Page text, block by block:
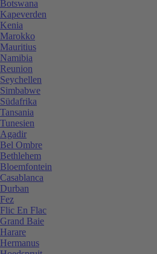
Botswana
Kapeverden
Kenia
Marokko
Mauritius
Namibia
Reunion
Seychellen
Simbabwe
Südafrika
Tansania
Tunesien
Agadir
Bel Ombre
Bethlehem
Bloemfontein
Casablanca
Durban
Fez
Flic En Flac
Grand Baie
Harare
Hermanus